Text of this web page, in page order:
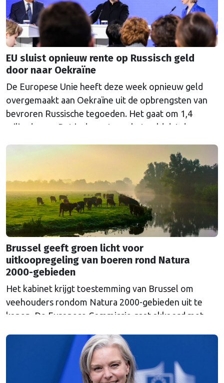
EU sluist opnieuw rente op Russisch geld
door naar Oekraïne
De Europese Unie heeft deze week opnieuw geld
overgemaakt aan Oekraïne uit de opbrengsten van
bevroren Russische tegoeden. Het gaat om 1,4
miljard euro. Dat is de rente op het geld dat de
Euroclear parkeerde. De EU bevroor dat geld na de
Continued
Brussel geeft groen licht voor
uitkoopregeling van boeren rond Natura
2000-gebieden
Het kabinet krijgt toestemming van Brussel om
veehouders rondom Natura 2000-gebieden uit te
kopen. De Europese Commissie gaat akkoord met